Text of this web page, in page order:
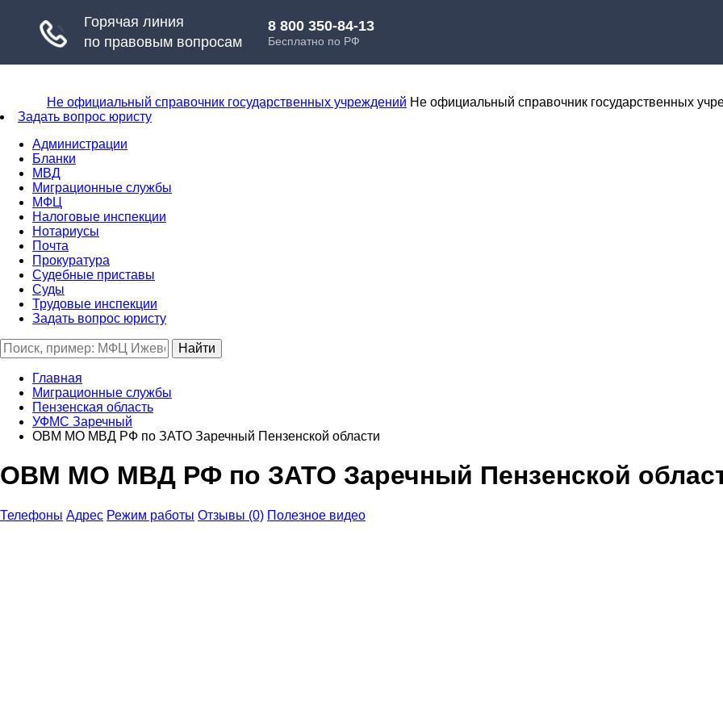
Не официальный справочник государственных учреждений Не официальный справочник государственных
Задать вопрос юристу
Администрации
Бланки
МВД
Миграционные службы
МФЦ
Налоговые инспекции
Нотариусы
Почта
Прокуратура
Судебные приставы
Суды
Трудовые инспекции
Задать вопрос юристу
Главная
Миграционные службы
Пензенская область
УФМС Заречный
ОВМ МО МВД РФ по ЗАТО Заречный Пензенской области
ОВМ МО МВД РФ по ЗАТО Заречный Пензенской
Телефоны Адрес Режим работы Отзывы (0) Полезное видео